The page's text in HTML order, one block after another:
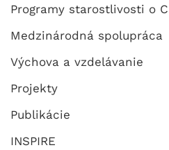
Programy starostlivosti o
Medzinárodná spolupráca
Výchova a vzdelávanie
Projekty
Publikácie
INSPIRE